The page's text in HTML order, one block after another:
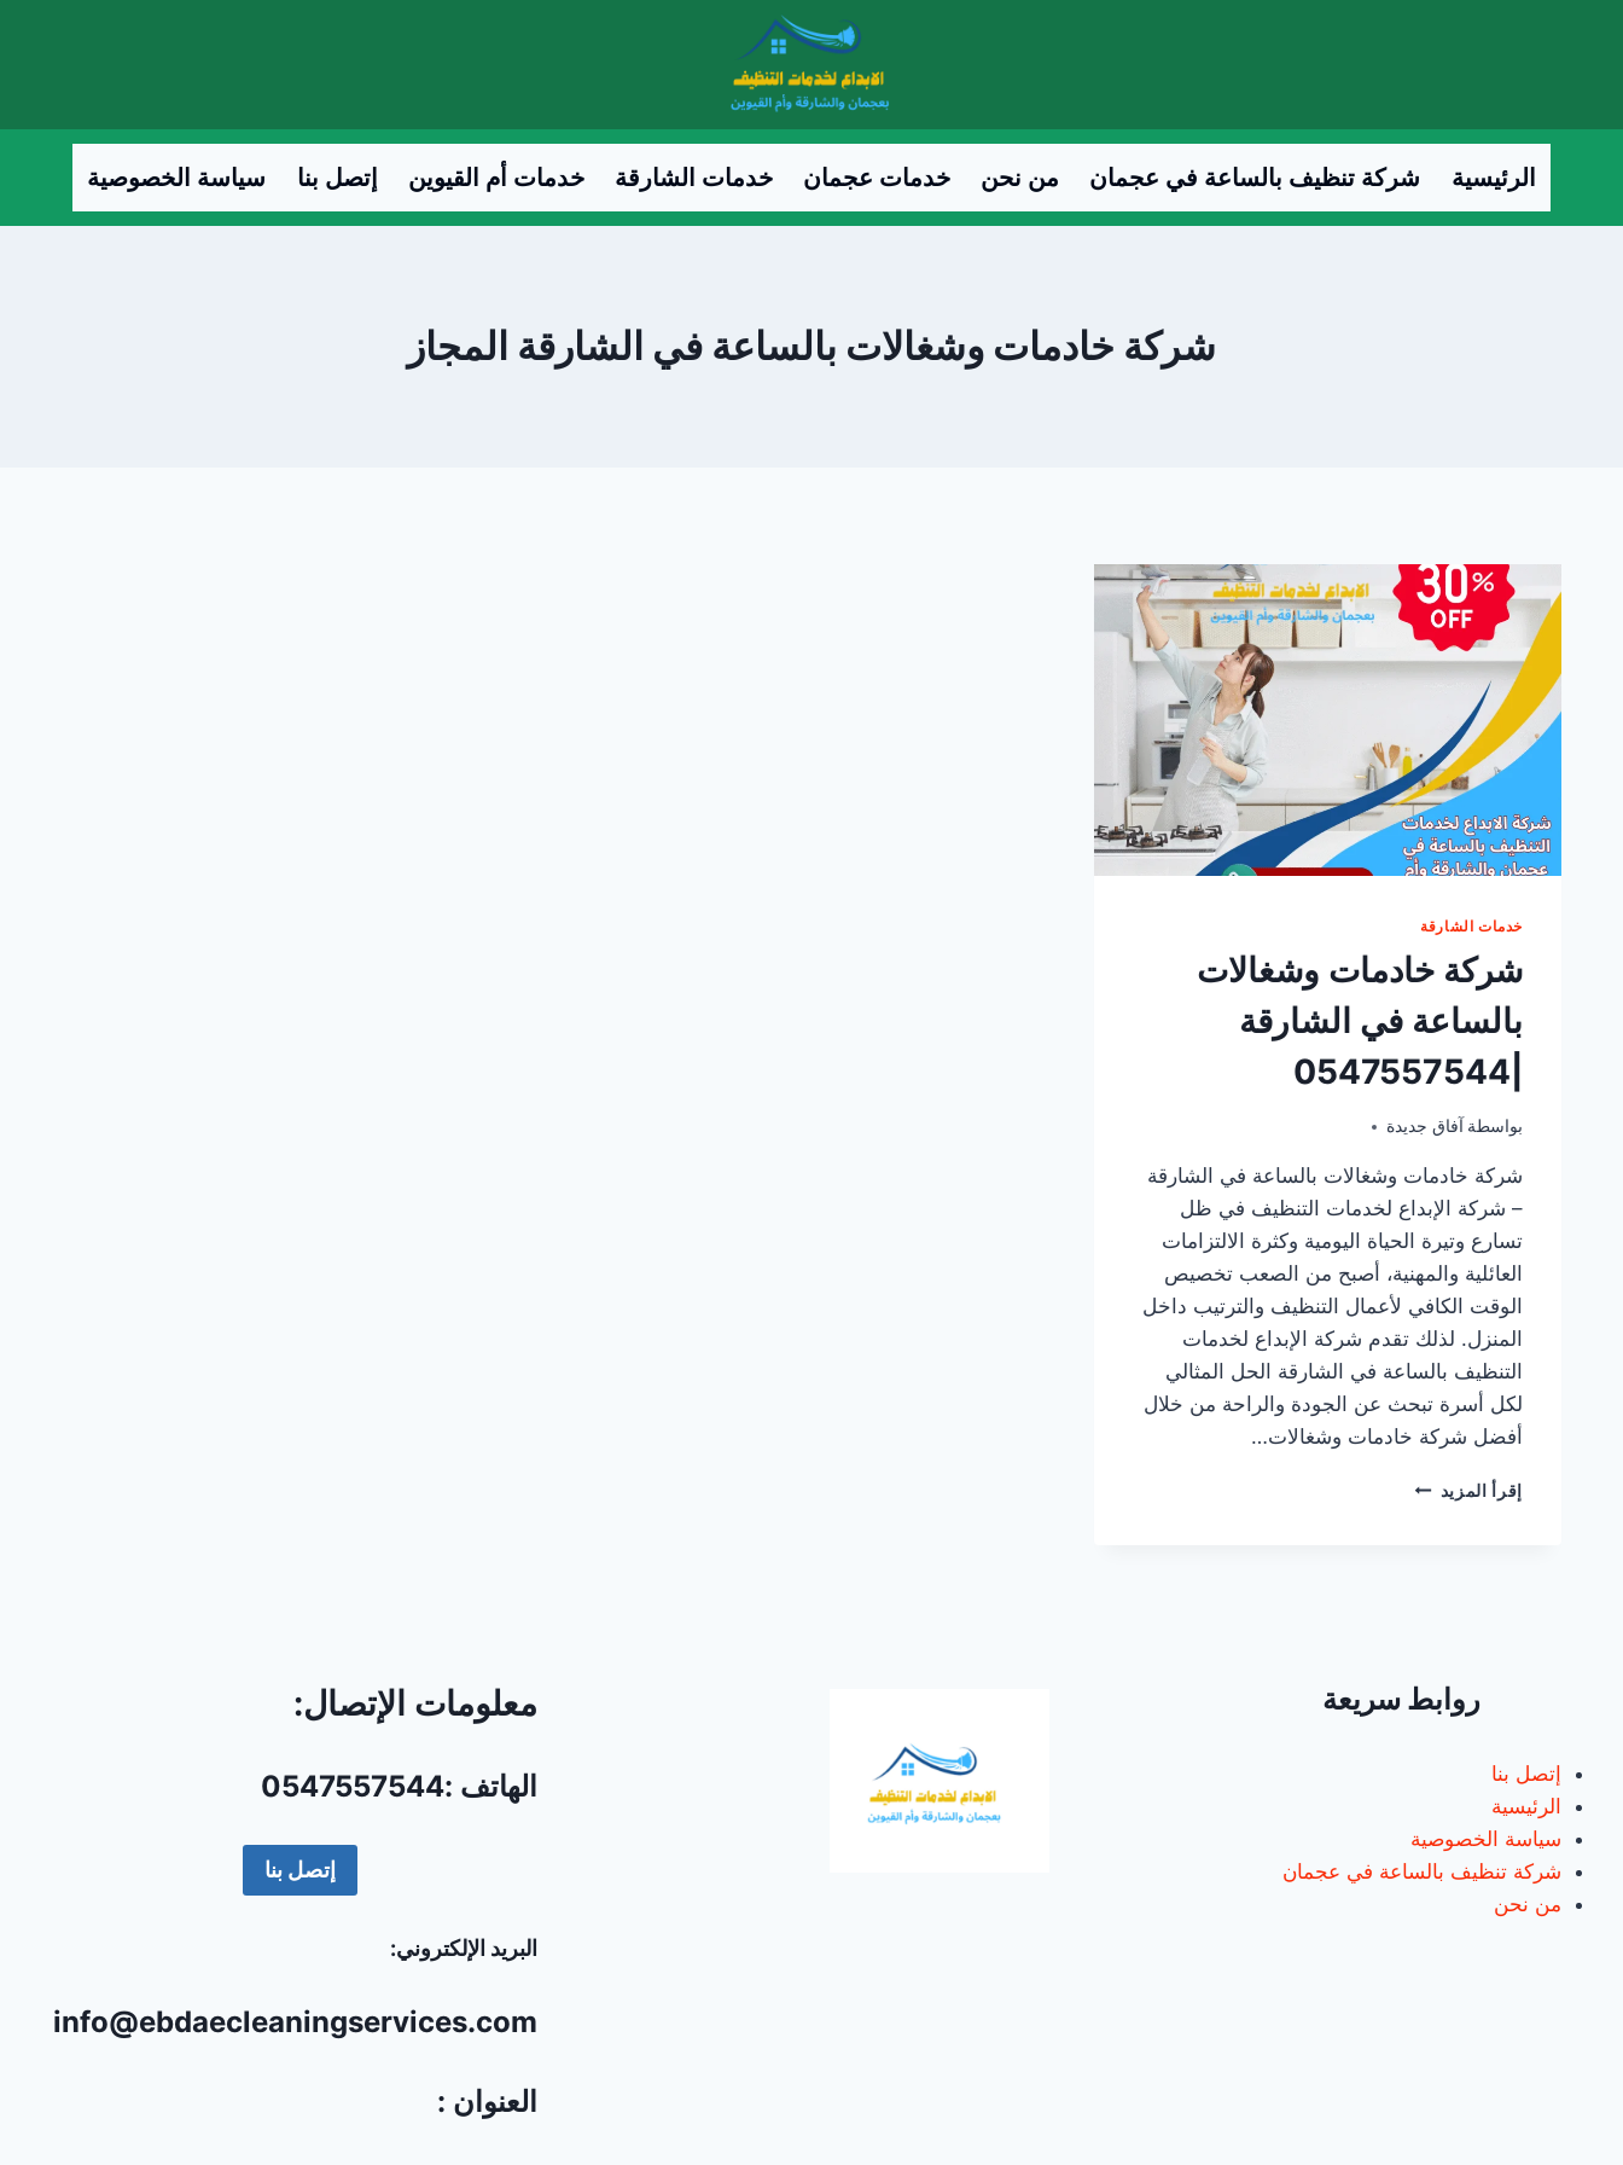
الرئيسية شركة تنظيف بالساعة في عجمان من نحن خدمات عجمان خدمات الشارقة خدمات أم القيوين إتصل بنا سياسة الخصوصية
شركة خادمات وشغالات بالساعة في الشارقة المجاز
خدمات الشارقة
شركة خادمات وشغالات
بالساعة في الشارقة
بواسطة آفاق جديدة فبراير 15, 2026
شركة خادمات وشغالات بالساعة في الشارقة
– شركة الإبداع لخدمات التنظيف في ظل
تسارع وتيرة الحياة اليومية وكثرة الالتزامات
العائلية والمهنية، أصبح من الصعب تخصيص
الوقت الكافي لأعمال التنظيف والترتيب داخل
المنزل. لذلك تقدم شركة الإبداع لخدمات
التنظيف بالساعة في الشارقة الحل المثالي
لكل أسرة تبحث عن الجودة والراحة من خلال
أفضل شركة خادمات وشغالات…
إقرأ المزيد شركة
روابط سريعة
إتصل بنا
الرئيسية
سياسة الخصوصية
شركة تنظيف بالساعة في عجمان
من نحن
معلومات الإتصال:
الهاتف :0547557544
إتصل بنا
البريد الإلكتروني:
info@ebdaecleaningservices.com
العنوان :